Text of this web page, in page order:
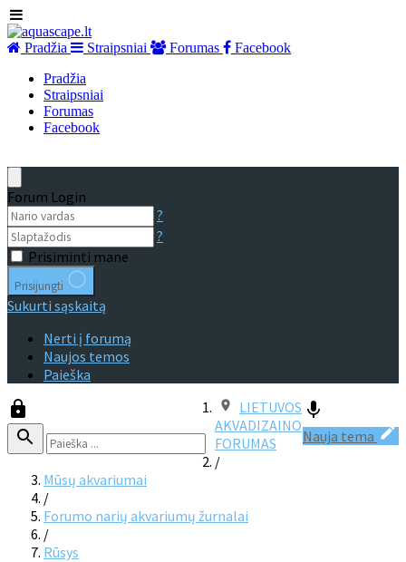
Pradžia Straipsniai Forumas
Facebook
Pradžia
Straipsniai
Forumas
Facebook
Forum Login
?
?
Prisiminti mane
Prisijungti
Sukurti sąskaitą
Nerti į forumą
Naujos temos
Paieška
Nauja tema
LIETUVOS
AKVADIZAINO
FORUMAS
/
Mūsų akvariumai
/
Forumo narių akvariumų žurnalai
/
Rūsys